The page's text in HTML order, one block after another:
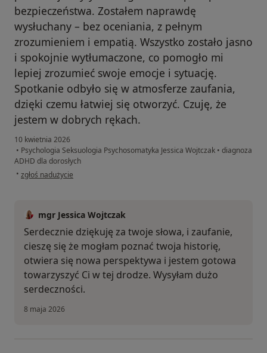
bezpieczeństwa. Zostałem naprawdę
wysłuchany – bez oceniania, z pełnym
zrozumieniem i empatią. Wszystko zostało jasno
i spokojnie wytłumaczone, co pomogło mi
lepiej zrozumieć swoje emocje i sytuację.
Spotkanie odbyło się w atmosferze zaufania,
dzięki czemu łatwiej się otworzyć. Czuję, że
jestem w dobrych rękach.
10 kwietnia 2026
• Psychologia Seksuologia Psychosomatyka Jessica Wojtczak • diagnoza
ADHD dla dorosłych
• w opinii użytkownika Patryk
zgłoś nadużycie
mgr Jessica Wojtczak
Serdecznie dziękuję za twoje słowa, i zaufanie,
cieszę się że mogłam poznać twoja historię,
otwiera się nowa perspektywa i jestem gotowa
towarzyszyć Ci w tej drodze. Wysyłam dużo
serdeczności.
8 maja 2026